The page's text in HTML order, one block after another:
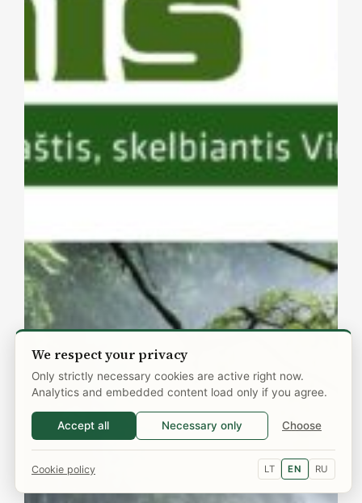
We respect your privacy
Only strictly necessary cookies are active right now.
Analytics and embedded content load only if you agree.
Accept all Necessary only Choose
Cookie policy LT EN RU